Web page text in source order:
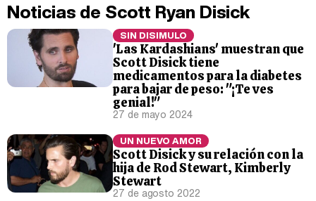
Noticias de Scott Ryan Disick
SIN DISIMULO
'Las Kardashians' muestran que
Scott Disick tiene
medicamentos para la diabetes
para bajar de peso: "¡Te ves
genial!"
27 de mayo 2024
UN NUEVO AMOR
Scott Disick y su relación con la
hija de Rod Stewart, Kimberly
Stewart
27 de agosto 2022